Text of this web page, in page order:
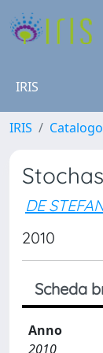
IRIS
IRIS
DE
2010
Scheda
Anno
2010